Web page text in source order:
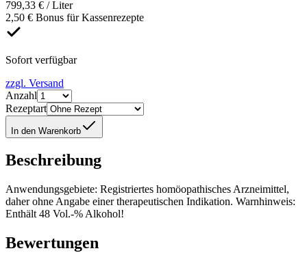
799,33 € / Liter
2,50 € Bonus für Kassenrezepte
Sofort verfügbar
zzgl. Versand
Anzahl
Rezeptart
In den Warenkorb
Beschreibung
Anwendungsgebiete: Registriertes homöopathisches Arzneimittel,
daher ohne Angabe einer therapeutischen Indikation. Warnhinweis:
Enthält 48 Vol.-% Alkohol!
Bewertungen